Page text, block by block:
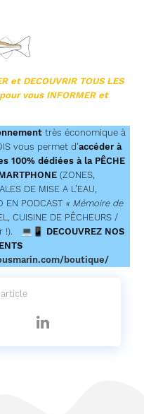
et DECOUVRIR TOUS LES
pour vous INFORMER et
très économique à
vous permet d’accéder à
100% dédiées à la PÊCHE
(ZONES,
DE MISE A L’EAU,
EN PODCAST « Mémoire de
CUISINE DE PÊCHEURS /
!). 💻📱 DECOUVREZ NOS
boutique/
Partager
sur